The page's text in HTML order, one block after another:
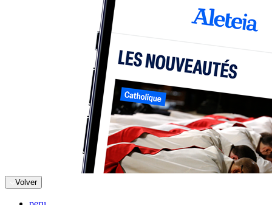
Volver